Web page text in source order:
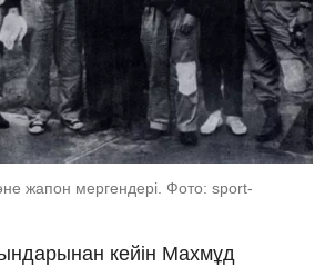
жапон мергендері. Фото: sport-
кейін Махмұд